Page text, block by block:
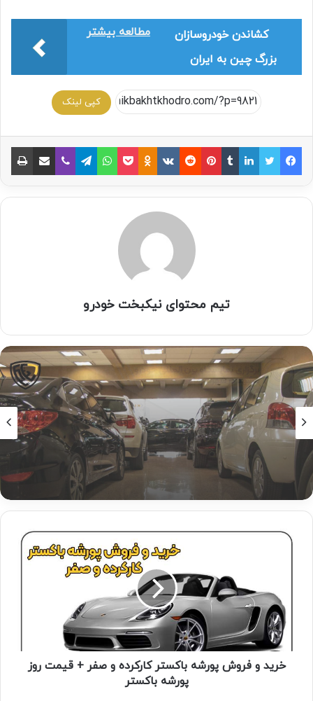
مطالعه بیشتر
کشاندن خودروسازان
بزرگ چین به ایران
کپی لینک
تیم محتوای نیکبخت خودرو
اخبار و رویداد ها
اسفند ۱۵, ۱۴۰۰
تأثیرات مذاکرات وین بر بازار خودرو
خرید و فروش پورشه باکستر کارکرده و صفر + قیمت روز
پورشه باکستر